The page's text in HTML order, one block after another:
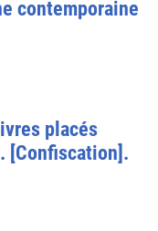
contemporaine
placés
[Confiscation].